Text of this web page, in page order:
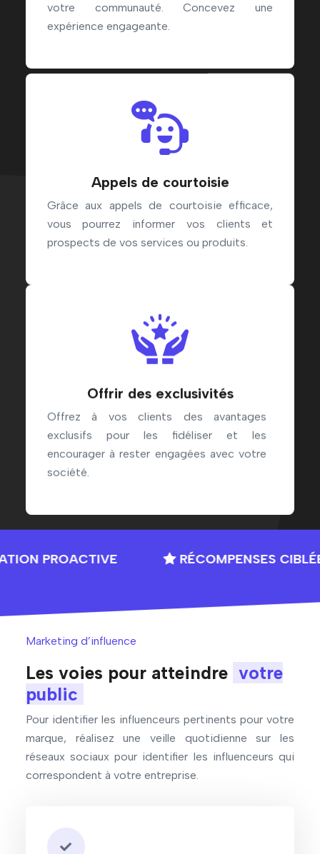
votre communauté. Concevez une
expérience engageante.
Appels de courtoisie
Grâce aux appels de courtoisie efficace,
vous pourrez informer vos clients et
prospects de vos services ou produits.
Offrir des exclusivités
Offrez à vos clients des avantages
exclusifs pour les fidéliser et les
encourager à rester engagées avec votre
société.
RÉCOMPENSES CIBLÉES
Marketing d’influence
Les voies pour atteindre votre
public
Pour identifier les influenceurs pertinents pour votre
marque, réalisez une veille quotidienne sur les
réseaux sociaux pour identifier les influenceurs qui
correspondent à votre entreprise.